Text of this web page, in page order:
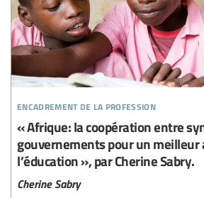
encadrement de la profession
« Afrique: la coopération entre
gouvernements pour un meilleur
l’éducation », par Cherine Sabry.
Cherine Sabry